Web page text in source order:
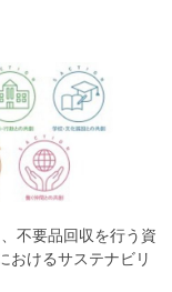
不要品回収を行う資
おけるサステナビリ